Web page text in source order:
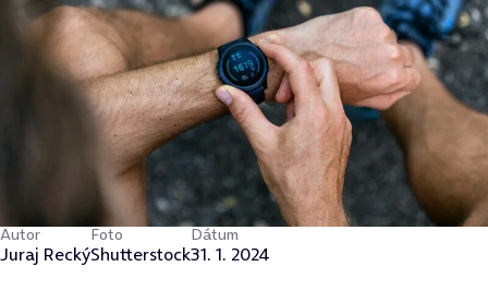
Autor
Juraj Recký
Foto
Shutterstock
Dátum
31. 1. 2024